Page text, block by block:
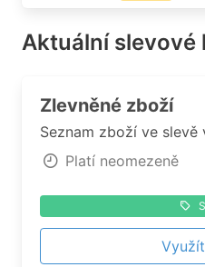
Aktuální slevové
Zlevněné zboží
Seznam zboží ve
Platí neomezeně